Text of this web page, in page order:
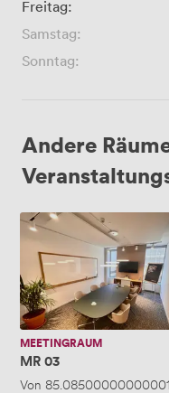
Freitag:
Samstag:
Sonntag:
Andere
MR
03
MEETINGRAUM
MR 03
Von 85.08500000000001